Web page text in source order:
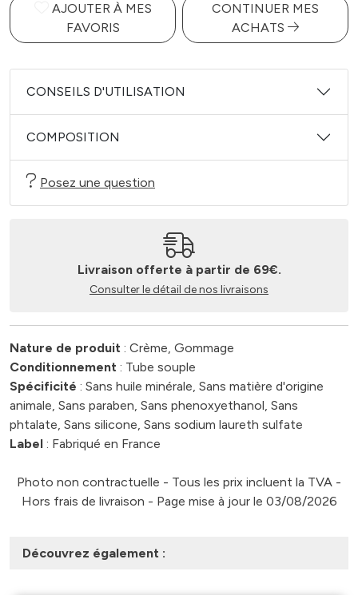
AJOUTER À MES
FAVORIS
CONTINUER MES
ACHATS
CONSEILS D'UTILISATION
COMPOSITION
Posez une question
Livraison offerte à partir de 69€.
Consulter le détail de nos livraisons
Nature de produit : Crème, Gommage
Conditionnement : Tube souple
Spécificité : Sans huile minérale, Sans matière d'origine
animale, Sans paraben, Sans phenoxyethanol, Sans
phtalate, Sans silicone, Sans sodium laureth sulfate
Label : Fabriqué en France
Photo non contractuelle - Tous les prix incluent la TVA -
Hors frais de livraison - Page mise à jour le 03/08/2026
Découvrez également :